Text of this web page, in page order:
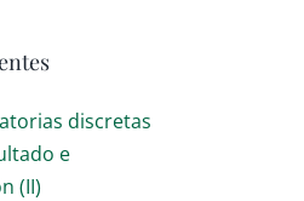
discretas
e
(II)